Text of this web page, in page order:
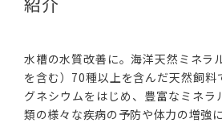
水槽の水質改善に。海洋天然ミネラ
を含む）70種以上を含んだ天然飼料
グネシウムをはじめ、豊富なミネラ
類の様々な疾病の予防や体力の増強